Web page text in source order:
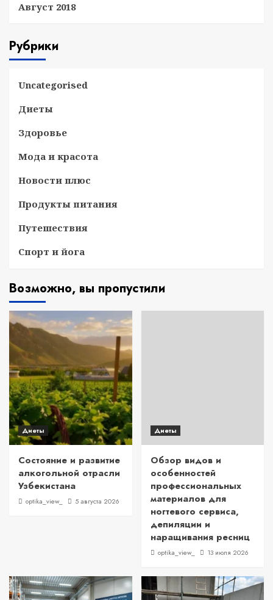
Август 2018
Рубрики
Uncategorised
Диеты
Здоровье
Мода и красота
Новости плюс
Продукты питания
Путешествия
Спорт и йога
Возможно, вы пропустили
Диеты
Состояние и развитие
алкогольной отрасли
Узбекистана
optika_view_ 5 августа 2026
Диеты
Обзор видов и
особенностей
профессиональных
материалов для
ногтевого сервиса,
депиляции и
наращивания ресниц
optika_view_ 13 июля 2026